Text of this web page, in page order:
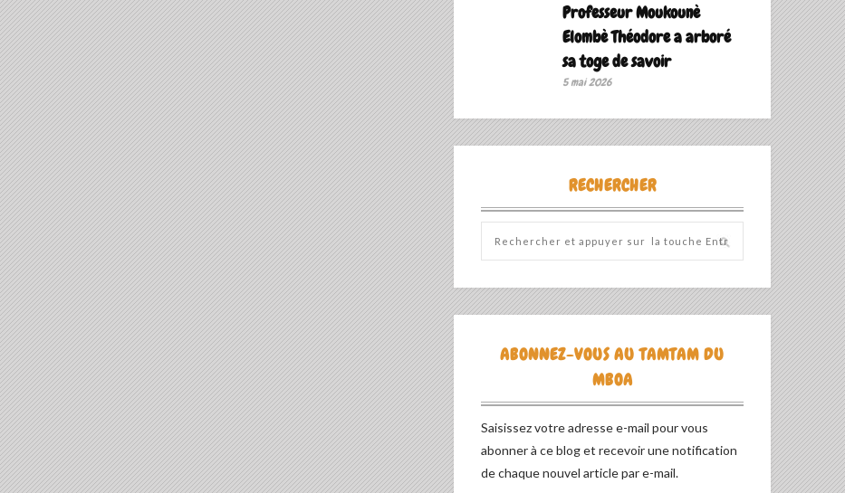
Professeur Moukounè
Elombè Théodore a arboré
sa toge de savoir ‎
5 mai 2026
RECHERCHER
ABONNEZ-VOUS AU TAMTAM DU
MBOA
Saisissez votre adresse e-mail pour vous
abonner à ce blog et recevoir une notification
de chaque nouvel article par e-mail.